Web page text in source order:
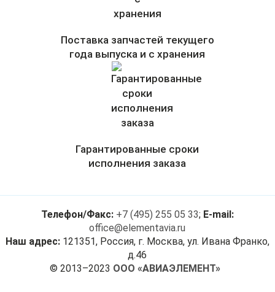
Поставка запчастей текущего
года выпуска и с хранения
Гарантированные сроки
исполнения заказа
Телефон/Факс: +7 (495) 255 05 33; E-mail:
office@elementavia.ru
Наш адрес: 121351, Россия, г. Москва, ул. Ивана Франко,
д.46
© 2013–2023 ООО «АВИАЭЛЕМЕНТ»